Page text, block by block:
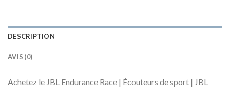
DESCRIPTION
AVIS (0)
Achetez le JBL Endurance Race | Écouteurs de sport | JBL